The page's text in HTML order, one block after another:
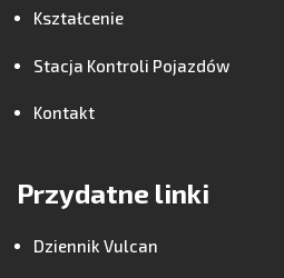
Kształcenie
Stacja Kontroli Pojazdów
Kontakt
Przydatne linki
Dziennik Vulcan